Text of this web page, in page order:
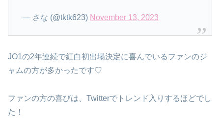
— さな (@tktk623) November 13, 2023
JO1の2年連続で紅白初出場決定に喜んでいるファンのジ
ャムの方が多かったです♡
ファンの方の喜びは、Twitterでトレンド入りするほどでし
た！